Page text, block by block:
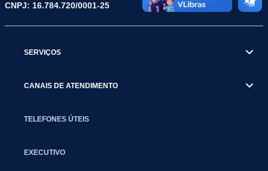
CNPJ: 16.784.720/0001-25
SERVIÇOS
CANAIS DE ATENDIMENTO
TELEFONES ÚTEIS
EXECUTIVO